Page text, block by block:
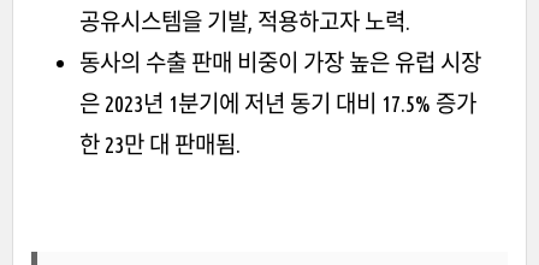
공유시스템을 기발, 적용하고자 노력.
동사의 수출 판매 비중이 가장 높은 유럽 시장
은 2023년 1분기에 저년 동기 대비 17.5% 증가
한 23만 대 판매됨.